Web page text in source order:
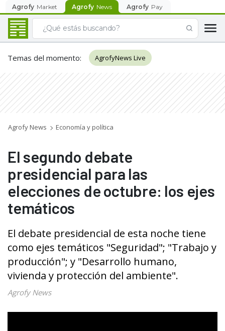
Agrofy Market Agrofy News Agrofy Pay
Temas del momento: AgrofyNews Live
Agrofy News Economía y política
El segundo debate
presidencial para las
elecciones de octubre: los ejes
temáticos
El debate presidencial de esta noche tiene
como ejes temáticos "Seguridad"; "Trabajo y
producción"; y "Desarrollo humano,
vivienda y protección del ambiente".
Agrofy News